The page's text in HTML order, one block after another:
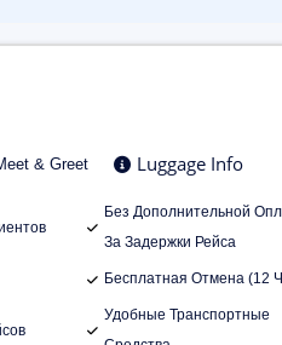
& Greet Luggage Info
Без Дополнительной
За Задержки Рейса
Бесплатная Отмена (12
Удобные Транспортные